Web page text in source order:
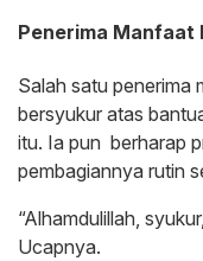
Penerima Manfaat
Salah satu penerima
bersyukur atas
itu. Ia pun berharap
pembagiannya rutin
“Alhamdulillah,
Ucapnya.